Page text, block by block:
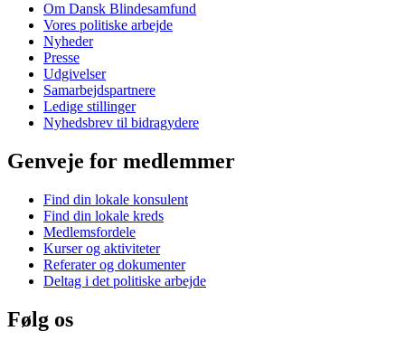
Om Dansk Blindesamfund
Vores politiske arbejde
Nyheder
Presse
Udgivelser
Samarbejdspartnere
Ledige stillinger
Nyhedsbrev til bidragydere
Genveje for medlemmer
Find din lokale konsulent
Find din lokale kreds
Medlemsfordele
Kurser og aktiviteter
Referater og dokumenter
Deltag i det politiske arbejde
Følg os